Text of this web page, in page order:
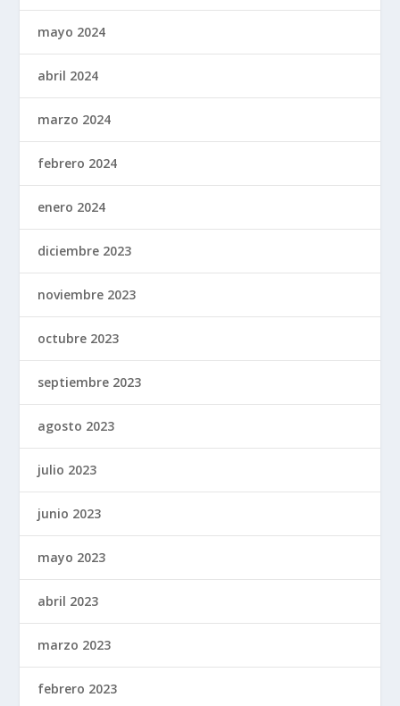
mayo 2024
abril 2024
marzo 2024
febrero 2024
enero 2024
diciembre 2023
noviembre 2023
octubre 2023
septiembre 2023
agosto 2023
julio 2023
junio 2023
mayo 2023
abril 2023
marzo 2023
febrero 2023